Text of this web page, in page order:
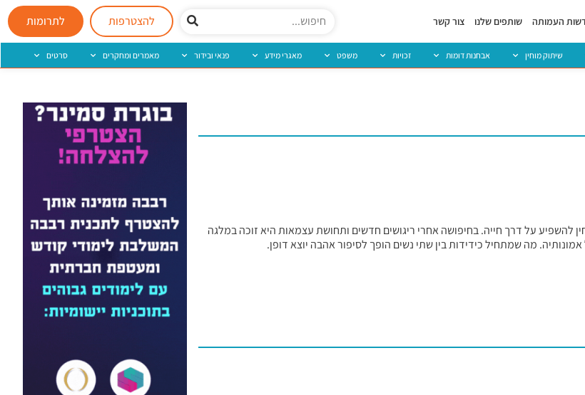
העמותה שותפים שלנו צור קשר להצטרפות לתרומות
שיתוק מוחין אבחנות דומות זכויות משפט מאגרי מידע פנאי ובידור מאמרים ומחקרים סרטים
להשפיע על דרך חייה. בחיפושה אחרי ריגושים חדשים ותחושת עצמאות היא זוכה במלגה
מה שמתחיל כידידות בין שתי נשים הופך לסיפור אהבה יוצא דופן.